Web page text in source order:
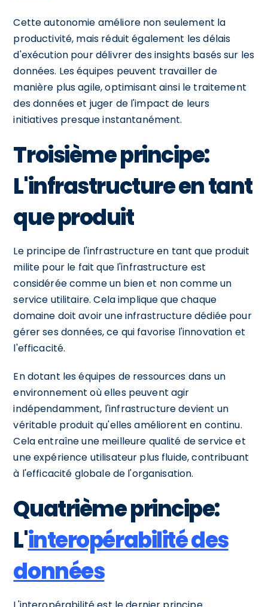
Cette autonomie améliore non seulement la
productivité, mais réduit également les délais
d'exécution pour délivrer des insights basés sur les
données. Les équipes peuvent travailler de
manière plus agile, optimisant ainsi le traitement
des données et juger de l'impact de leurs
initiatives presque instantanément.
Troisième principe:
L'infrastructure en tant
que produit
Le principe de l'infrastructure en tant que produit
milite pour le fait que l'infrastructure est
considérée comme un bien et non comme un
service utilitaire. Cela implique que chaque
domaine doit avoir une infrastructure dédiée pour
gérer ses données, ce qui favorise l'innovation et
l'efficacité.
En dotant les équipes de ressources dans un
environnement où elles peuvent agir
indépendamment, l'infrastructure devient un
véritable produit qu'elles améliorent en continu.
Cela entraîne une meilleure qualité de service et
une expérience utilisateur plus fluide, contribuant
à l'efficacité globale de l'organisation.
Quatrième principe:
L'interopérabilité des
données